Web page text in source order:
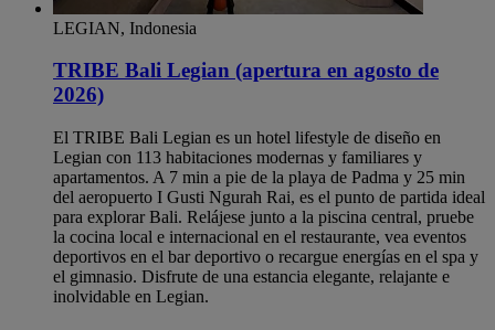
LEGIAN, Indonesia
TRIBE Bali Legian (apertura en agosto de
2026)
El TRIBE Bali Legian es un hotel lifestyle de diseño en
Legian con 113 habitaciones modernas y familiares y
apartamentos. A 7 min a pie de la playa de Padma y 25 min
del aeropuerto I Gusti Ngurah Rai, es el punto de partida ideal
para explorar Bali. Relájese junto a la piscina central, pruebe
la cocina local e internacional en el restaurante, vea eventos
deportivos en el bar deportivo o recargue energías en el spa y
el gimnasio. Disfrute de una estancia elegante, relajante e
inolvidable en Legian.